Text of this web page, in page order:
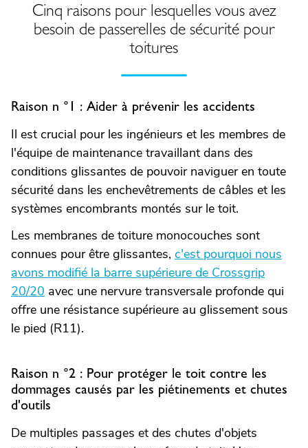
Cinq raisons pour lesquelles vous avez
besoin de passerelles de sécurité pour
toitures
Raison n °1 : Aider à prévenir les accidents
Il est crucial pour les ingénieurs et les membres de
l'équipe de maintenance travaillant dans des
conditions glissantes de pouvoir naviguer en toute
sécurité dans les enchevêtrements de câbles et les
systèmes encombrants montés sur le toit.
Les membranes de toiture monocouches sont
connues pour être glissantes, c'est pourquoi nous
avons modifié la barre supérieure de Crossgrip
20/20 avec une nervure transversale profonde qui
offre une résistance supérieure au glissement sous
le pied (R11).
Raison n °2 : Pour protéger le toit contre les
dommages causés par les piétinements et chutes
d'outils
De multiples passages et des chutes d'objets